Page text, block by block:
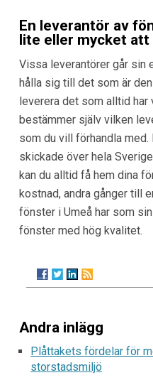
En leverantör av
lite eller mycket att
Vissa leverantörer går sin
hålla sig till det som är
leverera det som alltid har
bestämmer själv vilken
som du vill förhandla
skickade över hela
kan du alltid få hem dina
kostnad, andra gånger till
fönster i Umeå har som
fönster med hög kvalitet.
Andra inlägg
Plåttakets fördelar för
storstadsmiljö